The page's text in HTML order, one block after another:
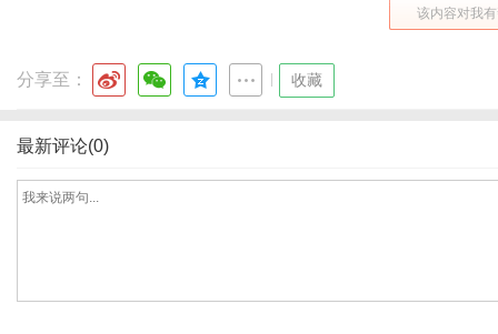
该内容对我
分享至： 收藏
最新评论(0)